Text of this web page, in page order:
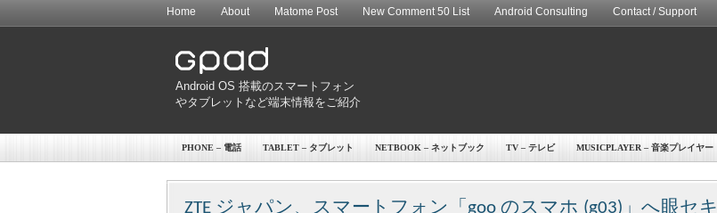
Home About Matome Post New Comment 50 List Android Consulting Contact / Support
Android OS 搭載のスマートフォン
やタブレットなど端末情報をご紹介
PHONE – 電話 TABLET – タブレット NETBOOK – ネットブック TV – テレビ MUSICPLAYER – 音楽プレイヤー
ZTE ジャパン、スマートフォン「goo のスマホ (g03)」へ眼セキ